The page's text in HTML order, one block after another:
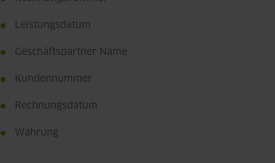
Leistungsdatum
Geschäftspartner Name
Kundennummer
Rechnungsdatum
Währung